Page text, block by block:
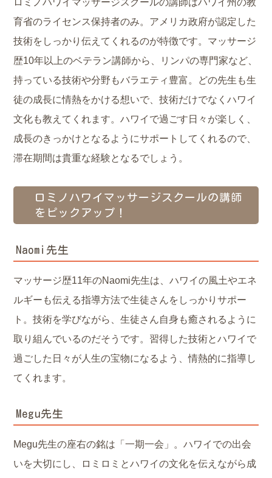
ロミノハワイマッサージスクールの講師はハワイ州の教
育省のライセンス保持者のみ。アメリカ政府が認定した
技術をしっかり伝えてくれるのが特徴です。マッサージ
歴10年以上のベテラン講師から、リンパの専門家など、
持っている技術や分野もバラエティ豊富。どの先生も生
徒の成長に情熱をかける想いで、技術だけでなくハワイ
文化も教えてくれます。ハワイで過ごす日々が楽しく、
成長のきっかけとなるようにサポートしてくれるので、
滞在期間は貴重な経験となるでしょう。
ロミノハワイマッサージスクールの講師
をピックアップ！
Naomi先生
マッサージ歴11年のNaomi先生は、ハワイの風土やエネ
ルギーも伝える指導方法で生徒さんをしっかりサポー
ト。技術を学びながら、生徒さん自身も癒されるように
取り組んでいるのだそうです。習得した技術とハワイで
過ごした日々が人生の宝物になるよう、情熱的に指導し
てくれます。
Megu先生
Megu先生の座右の銘は「一期一会」。ハワイでの出会
いを大切にし、ロミロミとハワイの文化を伝えながら成